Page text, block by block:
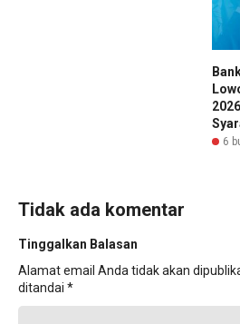
6
Tidak ada komentar
Tinggalkan Balasan
Alamat email Anda tidak akan
ditandai *